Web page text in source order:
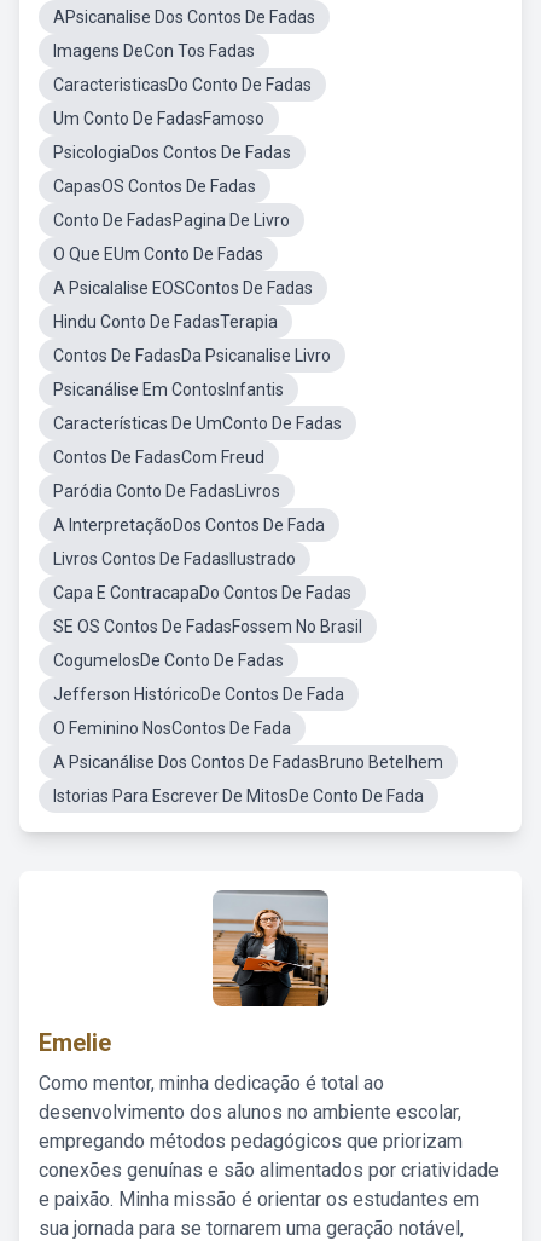
APsicanalise Dos Contos De Fadas
Imagens DeCon Tos Fadas
CaracteristicasDo Conto De Fadas
Um Conto De FadasFamoso
PsicologiaDos Contos De Fadas
CapasOS Contos De Fadas
Conto De FadasPagina De Livro
O Que EUm Conto De Fadas
A Psicalalise EOSContos De Fadas
Hindu Conto De FadasTerapia
Contos De FadasDa Psicanalise Livro
Psicanálise Em ContosInfantis
Características De UmConto De Fadas
Contos De FadasCom Freud
Paródia Conto De FadasLivros
A InterpretaçãoDos Contos De Fada
Livros Contos De FadasIlustrado
Capa E ContracapaDo Contos De Fadas
SE OS Contos De FadasFossem No Brasil
CogumelosDe Conto De Fadas
Jefferson HistóricoDe Contos De Fada
O Feminino NosContos De Fada
A Psicanálise Dos Contos De FadasBruno Betelhem
Istorias Para Escrever De MitosDe Conto De Fada
Emelie
Como mentor, minha dedicação é total ao
desenvolvimento dos alunos no ambiente escolar,
empregando métodos pedagógicos que priorizam
conexões genuínas e são alimentados por criatividade
e paixão. Minha missão é orientar os estudantes em
sua jornada para se tornarem uma geração notável,